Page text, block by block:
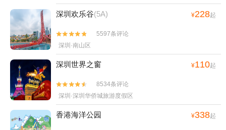
深圳欢乐谷(5A) ¥228起


5597条评论
深圳·南山区
深圳世界之窗 ¥110起


8534条评论
深圳·深圳华侨城旅游度假区
香港海洋公园 ¥338起